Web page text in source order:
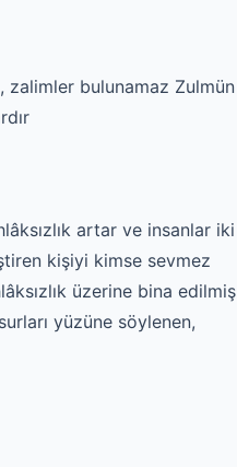
zalimler bulunamaz Zulmün
artar ve insanlar iki
kişiyi kimse sevmez
üzerine bina edilmiş
yüzüne söylenen,